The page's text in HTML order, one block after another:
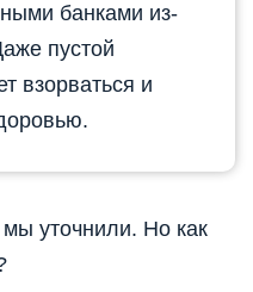
банками из-
пустой
взорваться и
уточнили. Но как